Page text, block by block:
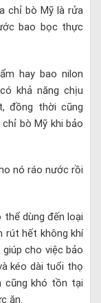
chỉ bò Mỹ là rửa
bao bọc thực
hay bao nilon
khả năng chịu
đồng thời cũng
bò Mỹ khi bảo
nó ráo nước rồi
thể dùng đến loại
rút hết không khí
cho việc bảo
kéo dài tuổi thọ
cũng khó tồn tại
ăn.